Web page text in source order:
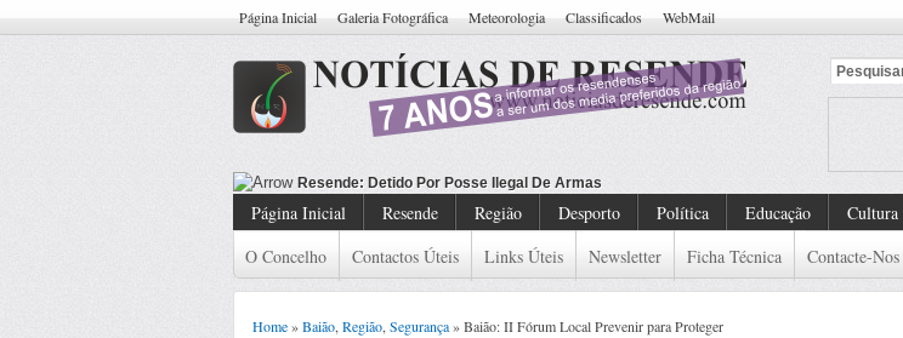
Página Inicial Galeria Fotográfica Meteorologia Classificados WebMail
Resende: D
Página Inicial Resende Região Desporto Política Educação Cultura
O Concelho
Contactos Úteis Links Úteis Newsletter Ficha Técnica Contacte-Nos
Home»Baião Região Segurança» Baião: II Fórum Local Prevenir para Proteger